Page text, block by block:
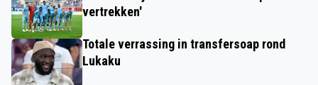
vertrekken'
Totale verrassing in transfersoap rond
Lukaku